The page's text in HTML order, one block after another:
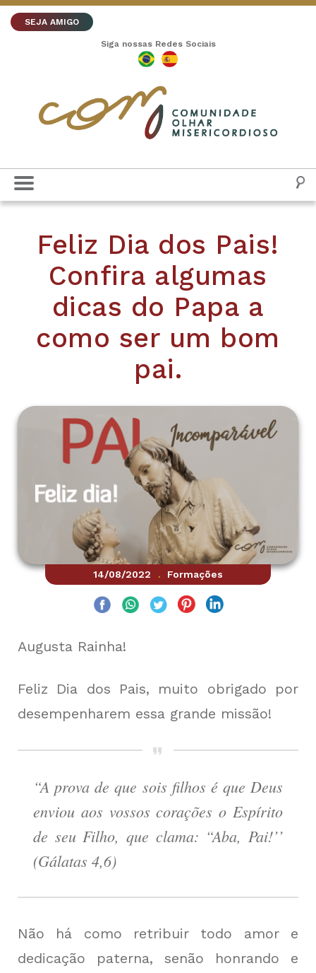
SEJA AMIGO
Siga nossas Redes Sociais
Feliz Dia dos Pais!
Confira algumas
dicas do Papa a
como ser um bom
pai.
14/08/2022 . Formações
Augusta Rainha!
Feliz Dia dos Pais, muito obrigado por
desempenharem essa grande missão!
“A prova de que sois filhos é que Deus
enviou aos vossos corações o Espírito
de seu Filho, que clama: “Aba, Pai!’’
(Gálatas 4,6)
Não há como retribuir todo amor e
dedicação paterna, senão honrando e